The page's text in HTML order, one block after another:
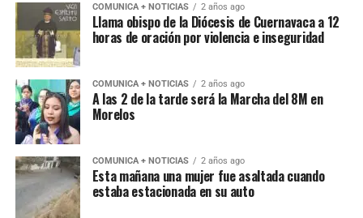
COMUNICA + NOTICIAS 2 años ago
Llama obispo de la Diócesis de Cuernavaca a 12
horas de oración por violencia e inseguridad
COMUNICA + NOTICIAS 2 años ago
A las 2 de la tarde será la Marcha del 8M en
Morelos
COMUNICA + NOTICIAS 2 años ago
Esta mañana una mujer fue asaltada cuando
estaba estacionada en su auto